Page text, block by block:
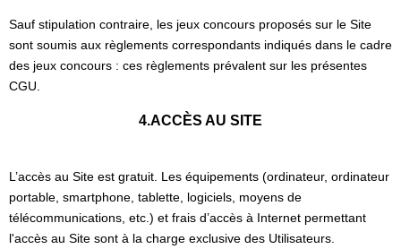
Sauf stipulation contraire, les jeux concours proposés sur le Site
sont soumis aux règlements correspondants indiqués dans le cadre
des jeux concours : ces règlements prévalent sur les présentes
CGU.
4.ACCÈS AU SITE
L’accès au Site est gratuit. Les équipements (ordinateur, ordinateur
portable, smartphone, tablette, logiciels, moyens de
télécommunications, etc.) et frais d’accès à Internet permettant
l'accès au Site sont à la charge exclusive des Utilisateurs.